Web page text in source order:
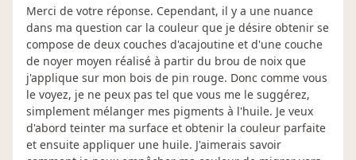
Merci de votre réponse. Cependant, il y a une nuance
dans ma question car la couleur que je désire obtenir se
compose de deux couches d'acajoutine et d'une couche
de noyer moyen réalisé à partir du brou de noix que
j'applique sur mon bois de pin rouge. Donc comme vous
le voyez, je ne peux pas tel que vous me le suggérez,
simplement mélanger mes pigments à l'huile. Je veux
d'abord teinter ma surface et obtenir la couleur parfaite
et ensuite appliquer une huile. J'aimerais savoir